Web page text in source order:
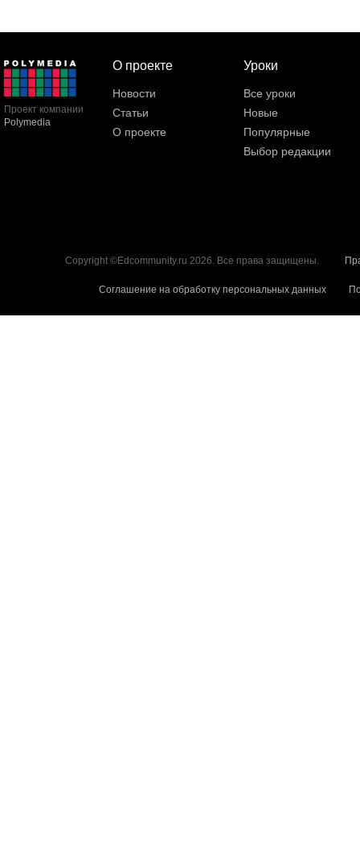
Проект компании
Polymedia
О проекте
Новости
Статьи
О проекте
Уроки
Все уроки
Новые
Популярные
Выбор редакции
Copyright ©Edcommunity.ru 2026. Все права защищены.
Соглашение на обработку персональных данных